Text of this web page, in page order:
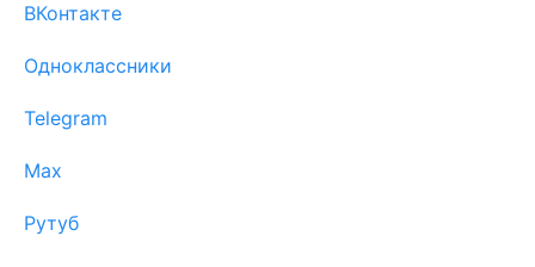
ВКонтакте
Одноклассники
Telegram
Max
Рутуб